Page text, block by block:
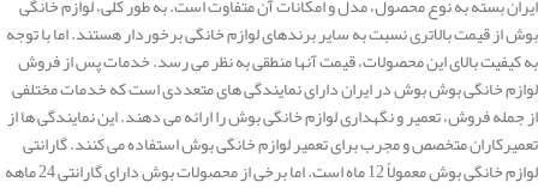
بوش از قیمت بالاتری نسبت به سایر برندهای لوازم خانگی برخوردار هستند. اما با توجه
به کیفیت بالای این محصولات، قیمت آنها منطقی به نظر می رسد. خدمات پس از فروش
لوازم خانگی بوش بوش در ایران دارای نمایندگی های متعددی است که خدمات مختلفی
از جمله فروش، تعمیر و نگهداری لوازم خانگی بوش را ارائه می دهند. این نمایندگی ها از
تعمیرکاران متخصص و مجرب برای تعمیر لوازم خانگی بوش استفاده می کنند. گارانتی
لوازم خانگی بوش معمولاً 12 ماه است. اما برخی از محصولات بوش دارای گارانتی 24 ماهه